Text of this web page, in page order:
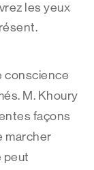
les yeux
conscience
M. Khoury
façons
marcher
peut